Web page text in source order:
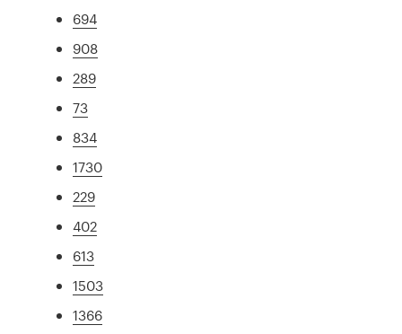
694
908
289
73
834
1730
229
402
613
1503
1366